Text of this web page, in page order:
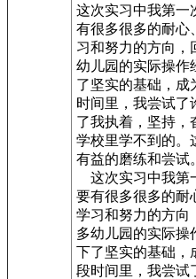
这次实习中我第一
有很多很多的耐心
习和努力的方向，
幼儿园的实际操作
了坚实的基础，成
时间里，我尝试了
了我执着，坚持，
学校里学不到的。
有益的磨练和尝试。
这次实习中我第
要有很多很多的耐
学习和努力的方向
多幼儿园的实际操
下了坚实的基础，
段时间里，我尝试